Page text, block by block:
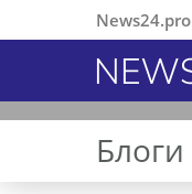
News24.pro
Блоги